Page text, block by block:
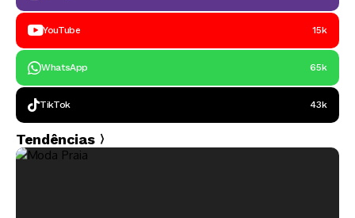
YouTube 15k
WhatsApp 65k
TikTok 43k
Tendências